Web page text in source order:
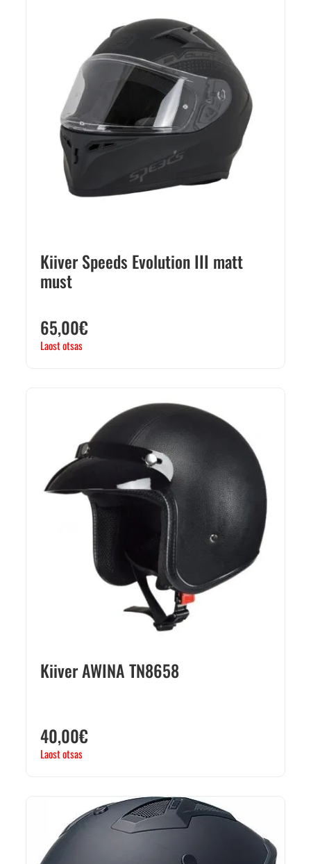
Kiiver Speeds Evolution III matt
must
65,00€
Laost otsas
Kiiver AWINA TN8658
40,00€
Laost otsas